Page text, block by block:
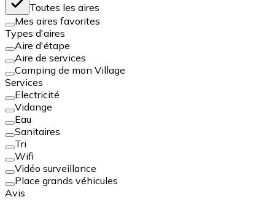
Toutes les aires
Mes aires favorites
Types d'aires
Aire d'étape
Aire de services
Camping de mon Village
Services
Electricité
Vidange
Eau
Sanitaires
Tri
Wifi
Vidéo surveillance
Place grands véhicules
Avis